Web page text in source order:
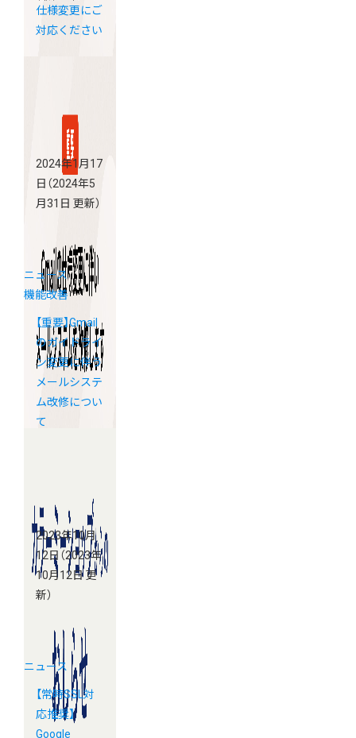
仕様変更にご
対応ください
2024年1月17
日 （2024年5
月31日 更新）
ニュース
機能改善
【重要】Gmail
のガイドライ
ン変更に伴う
メールシステ
ム改修につい
て
2023年10月
12日 （2023年
10月12日 更
新）
ニュース
【常時SSL対
応推奨】
Google